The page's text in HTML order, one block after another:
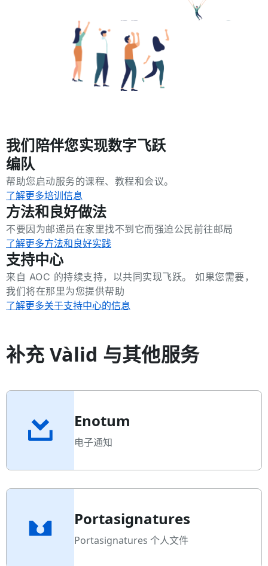
我们陪伴您实现数字飞跃
编队
帮助您启动服务的课程、教程和会议。
了解更多培训信息
方法和良好做法
不要因为邮递员在家里找不到它而强迫公民前往邮局
了解更多方法和良好实践
支持中心
来自 AOC 的持续支持，以共同实现飞跃。 如果您需要，
我们将在那里为您提供帮助
了解更多关于支持中心的信息
补充 Vàlid 与其他服务
Enotum
电子通知
Portasignatures
Portasignatures 个人文件